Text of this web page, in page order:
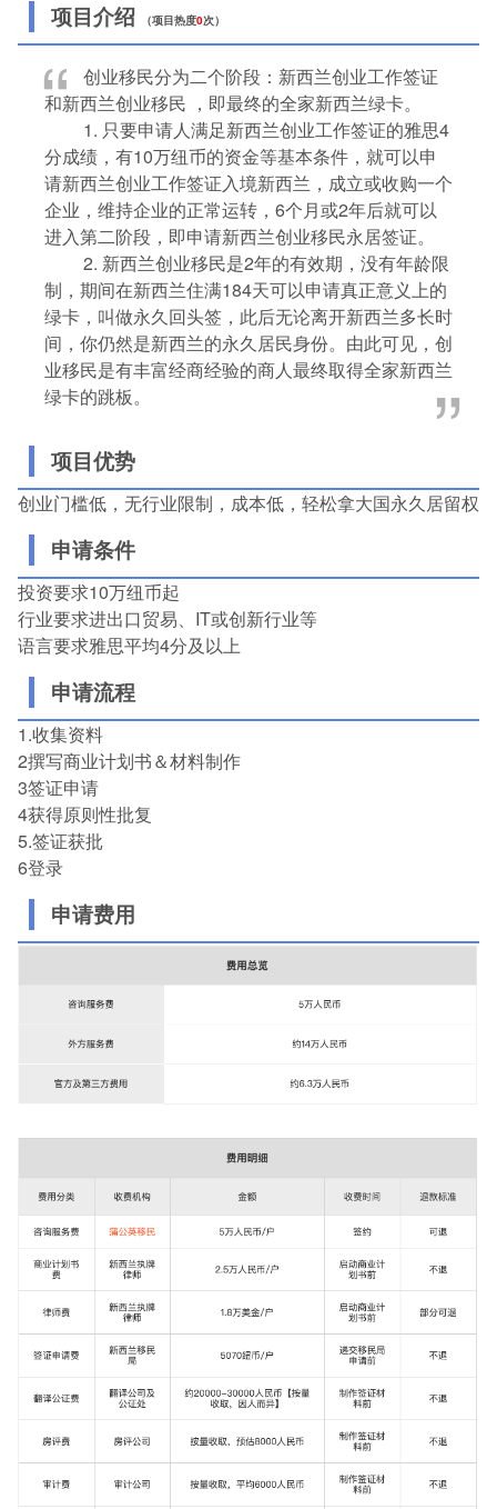
项目介绍 （项目热度0次）
创业移民分为二个阶段：新西兰创业工作签证
和新西兰创业移民 ，即最终的全家新西兰绿卡。
1. 只要申请人满足新西兰创业工作签证的雅思4
分成绩，有10万纽币的资金等基本条件，就可以申
请新西兰创业工作签证入境新西兰，成立或收购一个
企业，维持企业的正常运转，6个月或2年后就可以
进入第二阶段，即申请新西兰创业移民永居签证。
2. 新西兰创业移民是2年的有效期，没有年龄限
制，期间在新西兰住满184天可以申请真正意义上的
绿卡，叫做永久回头签，此后无论离开新西兰多长时
间，你仍然是新西兰的永久居民身份。由此可见，创
业移民是有丰富经商经验的商人最终取得全家新西兰
绿卡的跳板。
项目优势
创业门槛低，无行业限制，成本低，轻松拿大国永久居留权
申请条件
投资要求10万纽币起
行业要求进出口贸易、IT或创新行业等
语言要求雅思平均4分及以上
申请流程
1.收集资料
2撰写商业计划书＆材料制作
3签证申请
4获得原则性批复
5.签证获批
6登录
申请费用